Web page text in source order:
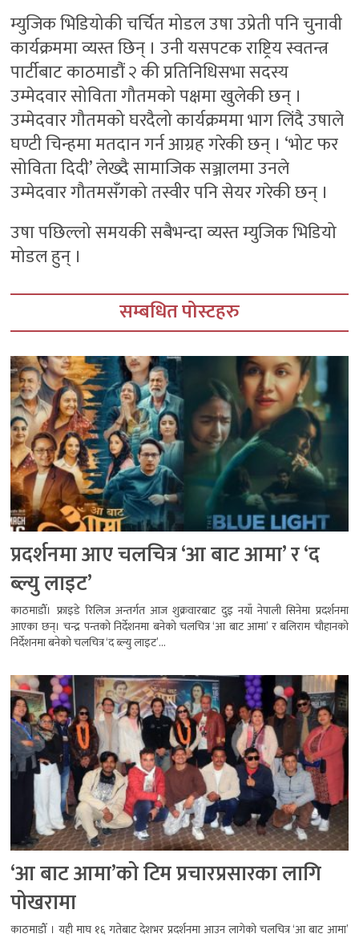
म्युजिक भिडियोकी चर्चित मोडल उषा उप्रेती पनि चुनावी
कार्यक्रममा व्यस्त छिन् । उनी यसपटक राष्ट्रिय स्वतन्त्र
पार्टीबाट काठमाडौंं २ की प्रतिनिधिसभा सदस्य
उम्मेदवार सोविता गौतमको पक्षमा खुलेकी छन् ।
उम्मेदवार गौतमको घरदैलो कार्यक्रममा भाग लिंदै उषाले
घण्टी चिन्हमा मतदान गर्न आग्रह गरेकी छन् । ‘भोट फर
सोविता दिदी’ लेख्दै सामाजिक सञ्जालमा उनले
उम्मेदवार गौतमसँगको तस्वीर पनि सेयर गरेकी छन् ।
उषा पछिल्लो समयकी सबैभन्दा व्यस्त म्युजिक भिडियो
मोडल हुन् ।
सम्बधित पोस्टहरु
प्रदर्शनमा आए चलचित्र ‘आ बाट आमा’ र ‘द
ब्ल्यु लाइट’
काठमाडौँ। फ्राइडे रिलिज अन्तर्गत आज शुक्रवारबाट दुइ नयाँ नेपाली सिनेमा प्रदर्शनमा
आएका छन्। चन्द्र पन्तको निर्देशनमा बनेको चलचित्र ‘आ बाट आमा’ र बलिराम चौहानको
निर्देशनमा बनेको चलचित्र ‘द ब्ल्यु लाइट’...
‘आ बाट आमा’को टिम प्रचारप्रसारका लागि
पोखरामा
काठमाडौँ । यही माघ १६ गतेबाट देशभर प्रदर्शनमा आउन लागेको चलचित्र ‘आ बाट आमा’